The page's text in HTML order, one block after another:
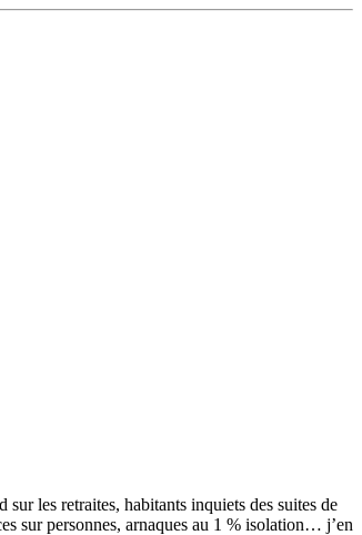
les retraites, habitants inquiets des suites de
sur personnes, arnaques au 1 % isolation… j’en